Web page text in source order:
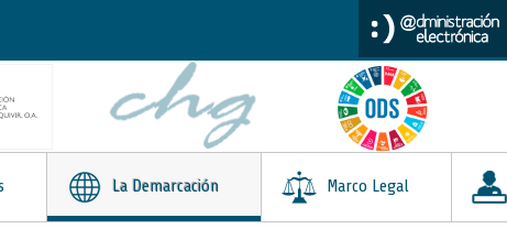
La Demarcación Marco Legal